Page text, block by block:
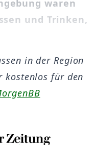
waren
und Trinken,
in der Region
kostenlos für den